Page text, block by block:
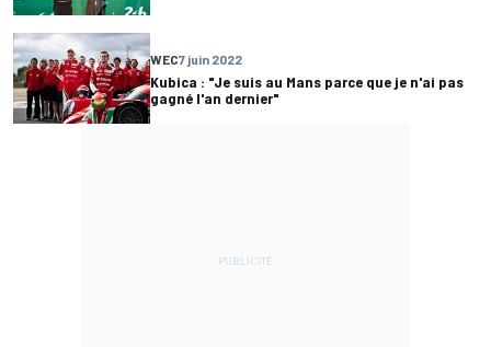
WEC7 juin 2022
Kubica : "Je suis au Mans parce que je n'ai pas
gagné l'an dernier"